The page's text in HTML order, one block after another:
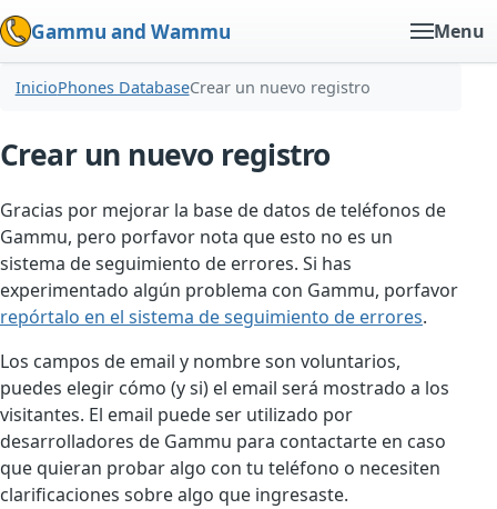
Gammu and Wammu Menu
InicioPhones DatabaseCrear un nuevo registro
Crear un nuevo registro
Gracias por mejorar la base de datos de teléfonos de
Gammu, pero porfavor nota que esto no es un
sistema de seguimiento de errores. Si has
experimentado algún problema con Gammu, porfavor
repórtalo en el sistema de seguimiento de errores.
Los campos de email y nombre son voluntarios,
puedes elegir cómo (y si) el email será mostrado a los
visitantes. El email puede ser utilizado por
desarrolladores de Gammu para contactarte en caso
que quieran probar algo con tu teléfono o necesiten
clarificaciones sobre algo que ingresaste.